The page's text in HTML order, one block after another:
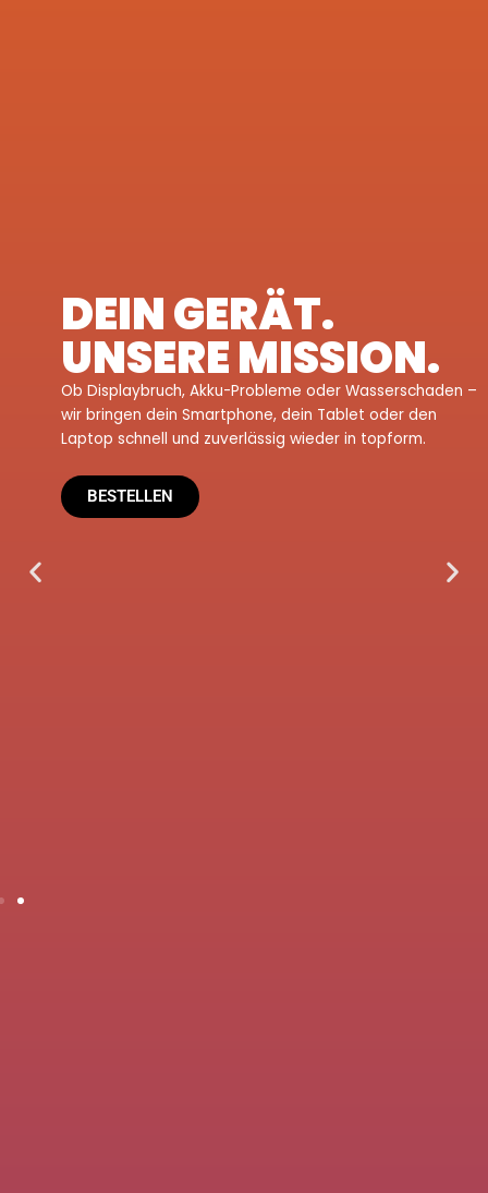
DEIN GERÄT.
UNSERE MISSION.
Ob Displaybruch, Akku-Probleme oder Wasserschaden –
wir bringen dein Smartphone, dein Tablet oder den
Laptop schnell und zuverlässig wieder in topform.
BESTELLEN